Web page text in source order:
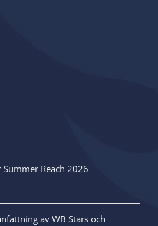
Reach 2026
av WB Stars och